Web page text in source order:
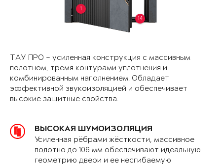
1
14
ТАУ ПРО – усиленная конструкция с массивным
полотном, тремя контурами уплотнения и
комбинированным наполнением. Обладает
эффективной звукоизоляцией и обеспечивает
высокие защитные свойства.
ВЫСОКАЯ ШУМОИЗОЛЯЦИЯ
Усиленная рёбрами жёсткости, массивное
полотно до 106 мм обеспечивают идеальную
геометрию двери и ее несгибаемую